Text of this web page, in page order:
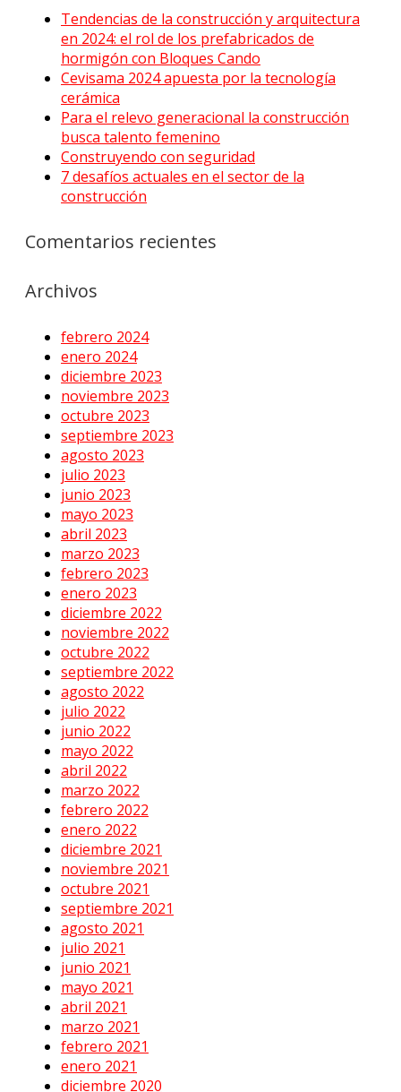
Tendencias de la construcción y arquitectura
en 2024: el rol de los prefabricados de
hormigón con Bloques Cando
Cevisama 2024 apuesta por la tecnología
cerámica
Para el relevo generacional la construcción
busca talento femenino
Construyendo con seguridad
7 desafíos actuales en el sector de la
construcción
Comentarios recientes
Archivos
febrero 2024
enero 2024
diciembre 2023
noviembre 2023
octubre 2023
septiembre 2023
agosto 2023
julio 2023
junio 2023
mayo 2023
abril 2023
marzo 2023
febrero 2023
enero 2023
diciembre 2022
noviembre 2022
octubre 2022
septiembre 2022
agosto 2022
julio 2022
junio 2022
mayo 2022
abril 2022
marzo 2022
febrero 2022
enero 2022
diciembre 2021
noviembre 2021
octubre 2021
septiembre 2021
agosto 2021
julio 2021
junio 2021
mayo 2021
abril 2021
marzo 2021
febrero 2021
enero 2021
diciembre 2020